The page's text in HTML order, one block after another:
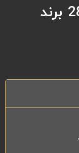
مته ته کونیک سایز 28.5 برند